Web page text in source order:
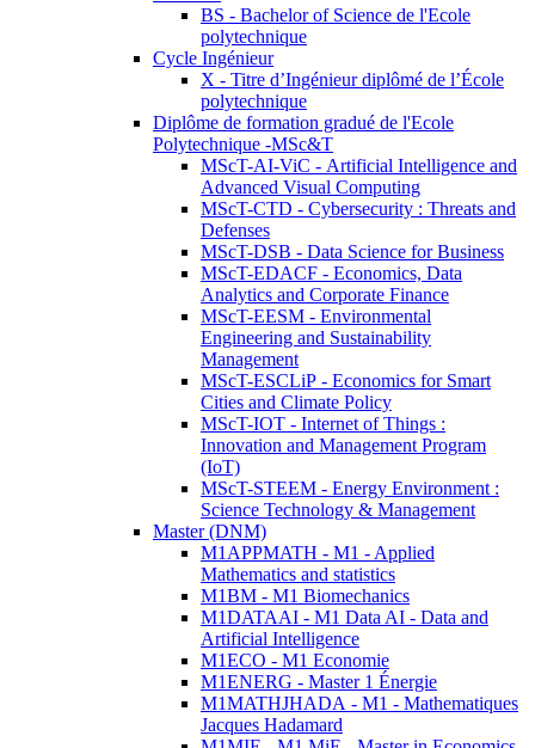
BS - Bachelor of Science de l'Ecole
polytechnique
Cycle Ingénieur
X - Titre d’Ingénieur diplômé de l’École
polytechnique
Diplôme de formation gradué de l'Ecole
Polytechnique -MSc&T
MScT-AI-ViC - Artificial Intelligence and
Advanced Visual Computing
MScT-CTD - Cybersecurity : Threats and
Defenses
MScT-DSB - Data Science for Business
MScT-EDACF - Economics, Data
Analytics and Corporate Finance
MScT-EESM - Environmental
Engineering and Sustainability
Management
MScT-ESCLiP - Economics for Smart
Cities and Climate Policy
MScT-IOT - Internet of Things :
Innovation and Management Program
(IoT)
MScT-STEEM - Energy Environment :
Science Technology & Management
Master (DNM)
M1APPMATH - M1 - Applied
Mathematics and statistics
M1BM - M1 Biomechanics
M1DATAAI - M1 Data AI - Data and
Artificial Intelligence
M1ECO - M1 Economie
M1ENERG - Master 1 Énergie
M1MATHJHADA - M1 - Mathematiques
Jacques Hadamard